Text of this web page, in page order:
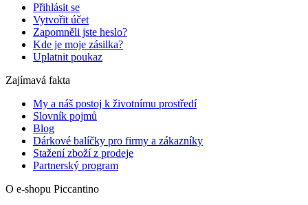
Přihlásit se
Vytvořit účet
Zapomněli jste heslo?
Kde je moje zásilka?
Uplatnit poukaz
Zajímavá fakta
My a náš postoj k životnímu prostředí
Slovník pojmů
Blog
Dárkové balíčky pro firmy a zákazníky
Stažení zboží z prodeje
Partnerský program
O e-shopu Piccantino